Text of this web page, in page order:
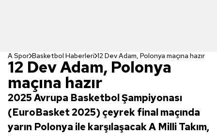
A Spor Basketbol Haberleri 12 Dev Adam, Polonya maçına hazır
12 Dev Adam, Polonya
maçına hazır
2025 Avrupa Basketbol Şampiyonası
(EuroBasket 2025) çeyrek final maçında
yarın Polonya ile karşılaşacak A Milli Takım,